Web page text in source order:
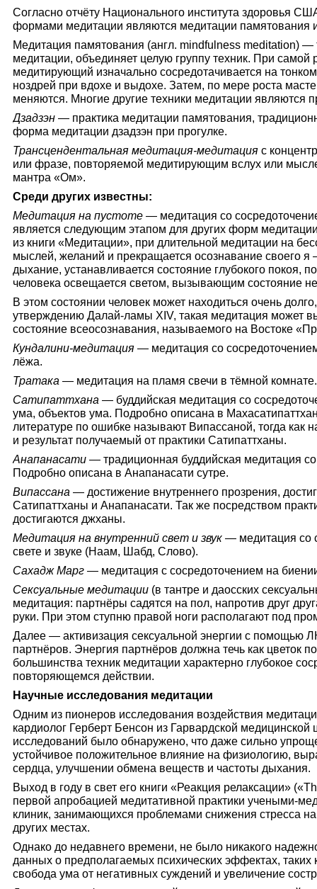
Согласно отчёту Национального института здоровья
формами медитации являются медитации памятования
Медитация памятования (англ. mindfulness meditation)
медитации, объединяет целую группу техник. При самой
медитирующий изначально сосредотачивается на
ноздрей при вдохе и выдохе. Затем, по мере роста
меняются. Многие другие техники медитации являются
Дзадзэн — практика медитации памятования,
форма медитации дзадзэн при прогулке.
Трансцендентальная медитация-медитация с
или фразе, повторяемой медитирующим вслух или
мантра «Ом».
Среди других известны:
Медитация на пустоте — медитация со
является следующим этапом для других форм
из книги «Медитации», при длительной медитации на
мыслей, желаний и прекращается осознавание своего я
дыхание, устанавливается состояние глубокого покоя,
человека освещается светом, вызывающим состояние
В этом состоянии человек может находиться очень
утверждению Далай-ламы XIV, такая медитация может
состояние всеосознавания, называемого на Востоке
Кундалини-медитация — медитация со
лёжа.
Тратака — медитация на пламя свечи в тёмной комнате.
Сатипаттхана — буддийская медитация со
ума, объектов ума. Подробно описана в
литературе по ошибке называют Випассаной, тогда как
и результат получаемый от практики Сатипаттханы.
Анапанасати — традиционная буддийская медитация
Подробно описана в Анапанасати сутре.
Випассана — достижение внутреннего прозрения,
Сатипаттханы и Анапанасати. Так же посредством
достигаются джханы.
Медитация на внутренний свет и звук — медитация со
свете и звуке (Наам, Шабд, Слово).
Сахадж Марг — медитация с сосредоточением на
Сексуальные медитации (в тантре и даосских
медитация: партнёры садятся на пол, напротив друг
руки. При этом ступню правой ноги располагают под
Далее — активизация сексуальной энергии с помощью
партнёров. Энергия партнёров должна течь как цветок
большинства техник медитации характерно глубокое
повторяющемся действии.
Научные исследования медитации
Одним из пионеров исследования воздействия
кардиолог Герберт Бенсон из Гарвардской
исследований было обнаружено, что даже сильно
устойчивое положительное влияние на физиологию,
сердца, улучшении обмена веществ и частоты дыхания.
Выход в году в свет его книги «Реакция релаксации»
первой апробацией медитативной практики учеными-
клиник, занимающихся проблемами снижения стресса
других местах.
Однако до недавнего времени, не было никакого
данных о предполагаемых психических эффектах, таких
свобода ума от негативных суждений и увеличение